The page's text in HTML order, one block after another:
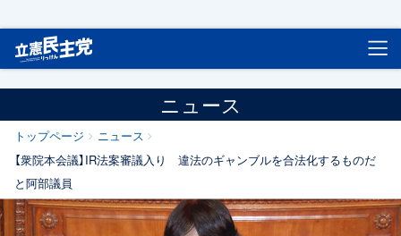
ニュース
トップページ
ニュース
【衆院本会議】IR法案審議入り 違法のギャンブルを合法化するものだ
と阿部議員